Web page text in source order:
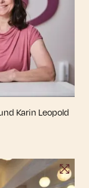
Karin Leopold